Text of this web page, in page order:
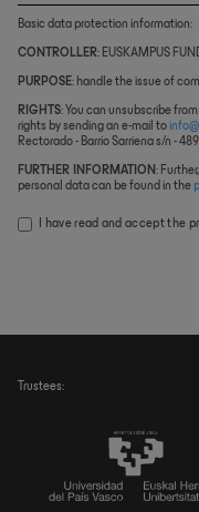
Basic data protection information:
CONTROLLER: EUSKAMPUS
PURPOSE: handle the issue of
RIGHTS: You can unsubscribe
rights by sending an e-mail to
Rectorado - Barrio Sarriena s/n -
FURTHER INFORMATION :
personal data can be found in the
I have read and accept the
Trustees: